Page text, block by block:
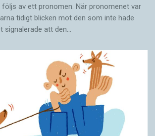
av ett pronomen. När pronomenet var
tidigt blicken mot den som inte hade
­signalerade att den…